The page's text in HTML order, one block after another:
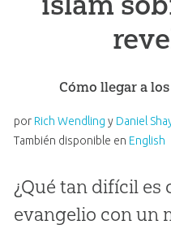
Cómo llegar a
por Rich Wendling y Daniel
También disponible en English
¿Qué tan difícil es
evangelio con un